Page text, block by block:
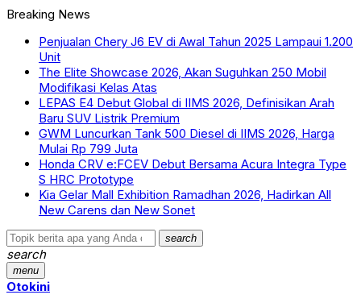
Breaking News
Penjualan Chery J6 EV di Awal Tahun 2025 Lampaui 1.200
Unit
The Elite Showcase 2026, Akan Suguhkan 250 Mobil
Modifikasi Kelas Atas
LEPAS E4 Debut Global di IIMS 2026, Definisikan Arah
Baru SUV Listrik Premium
GWM Luncurkan Tank 500 Diesel di IIMS 2026, Harga
Mulai Rp 799 Juta
Honda CRV e:FCEV Debut Bersama Acura Integra Type
S HRC Prototype
Kia Gelar Mall Exhibition Ramadhan 2026, Hadirkan All
New Carens dan New Sonet
search
search
menu
Otokini